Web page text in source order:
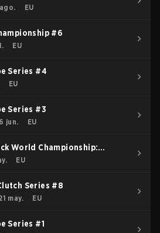
EU
#6
EU
Series #4
EU
Series #3
jun. EU
World Championship:
EU
Series #8
may. EU
Series #1